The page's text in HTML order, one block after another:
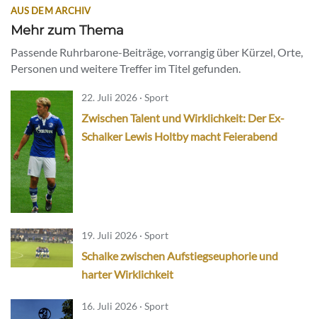
AUS DEM ARCHIV
Mehr zum Thema
Passende Ruhrbarone-Beiträge, vorrangig über Kürzel, Orte,
Personen und weitere Treffer im Titel gefunden.
22. Juli 2026 · Sport
Zwischen Talent und Wirklichkeit: Der Ex-
Schalker Lewis Holtby macht Feierabend
19. Juli 2026 · Sport
Schalke zwischen Aufstiegseuphorie und
harter Wirklichkeit
16. Juli 2026 · Sport